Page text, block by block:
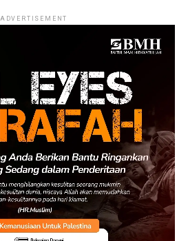
ADVERTISEMENT